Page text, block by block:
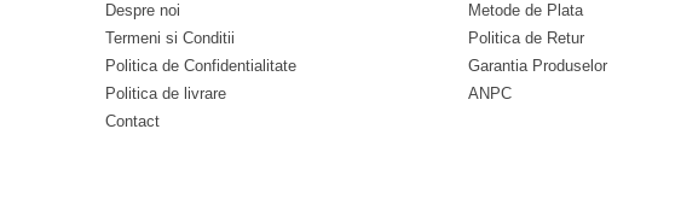
Despre noi
Termeni si Conditii
Politica de Confidentialitate
Politica de livrare
Contact
Metode de Plata
Politica de Retur
Garantia Produselor
ANPC